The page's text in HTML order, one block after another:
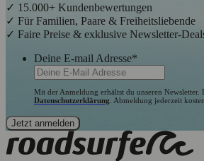
✓ 15.000+ Kundenbewertungen
✓ Für Familien, Paare & Freiheitsliebende
✓ Faire Preise & exklusive Newsletter-
Deine E-mail Adresse*
Mit der Anmeldung erhältst du unseren
Datenschutzerklärung . Abmeldung jederzeit